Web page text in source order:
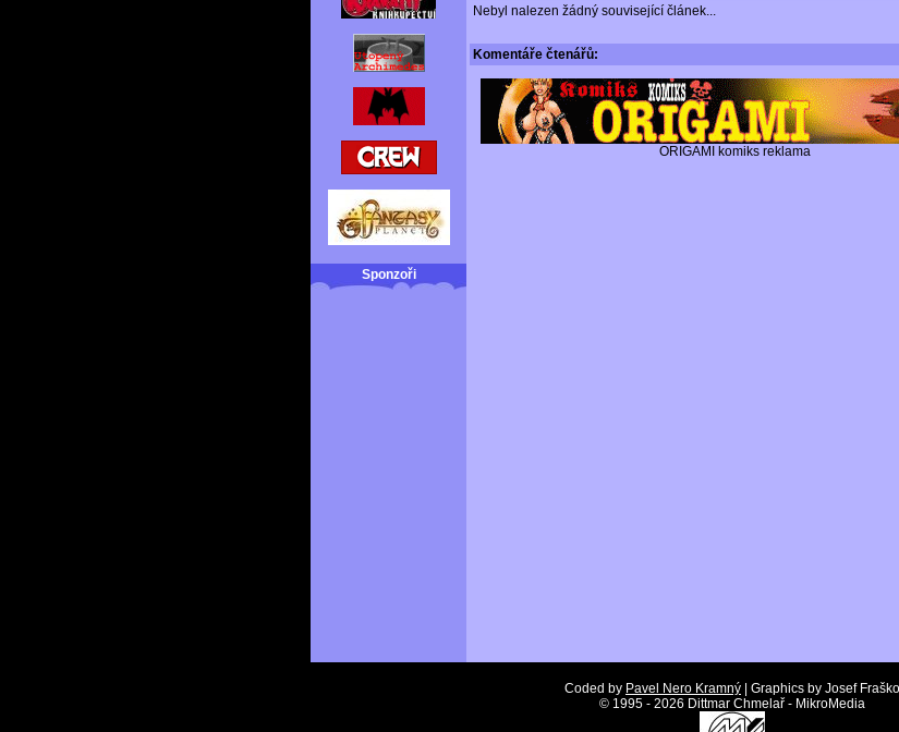
Sponzoři
Nebyl nalezen žádný související článek...
Komentáře čtenářů:
ORIGAMI komiks reklama
Coded by Pavel Nero Kramný | Graphics by Josef Fraško
© 1995 - 2026 Dittmar Chmelař - MikroMedia